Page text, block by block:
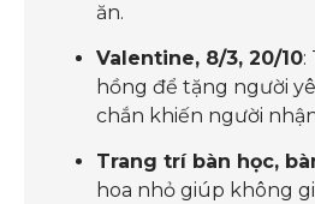
ăn.
Valentine, 8/3, 20/10:
hồng để tặng người
chắn khiến người
Trang trí bàn học,
hoa nhỏ giúp không